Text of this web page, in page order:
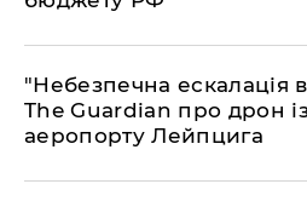
​"Небезпечна ескалація
The Guardian про дрон
аеропорту Лейпцига